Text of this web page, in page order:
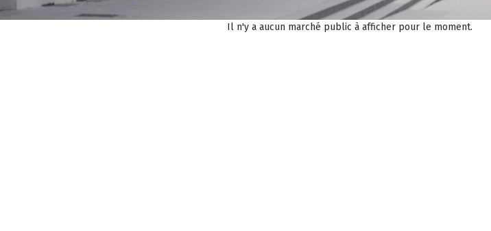
Il n'y a aucun marché public à afficher pour le moment.